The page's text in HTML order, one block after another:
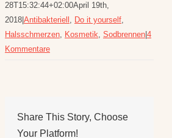
28T15:32:44+02:00April 19th,
2018 Antibakteriell , Do it yourself,
Halsschmerzen, Kosmetik, Sodbrennen 4
Kommentare
Share This Story, Choose
Your Platform!